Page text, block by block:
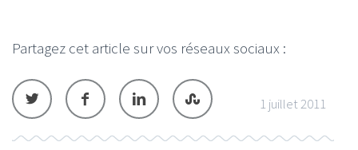
Partagez cet article sur vos réseaux sociaux :
1 juillet 2011